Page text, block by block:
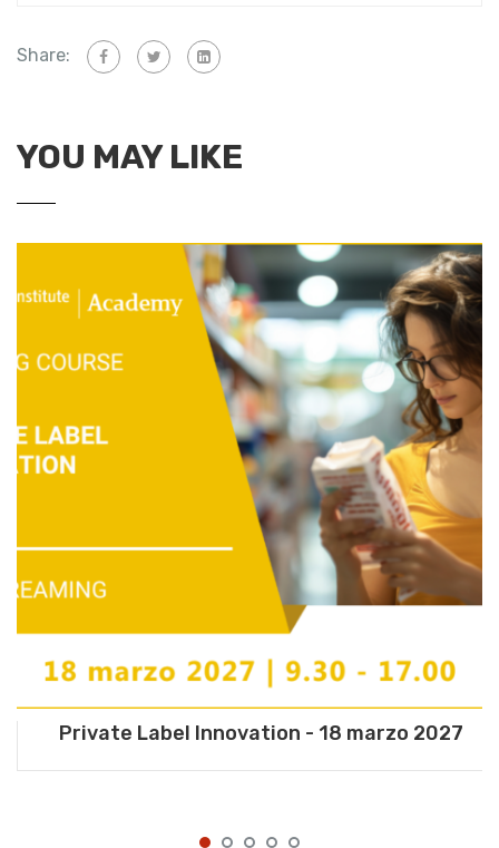
Share:
YOU MAY LIKE
Private Label Innovation - 18 marzo 2027